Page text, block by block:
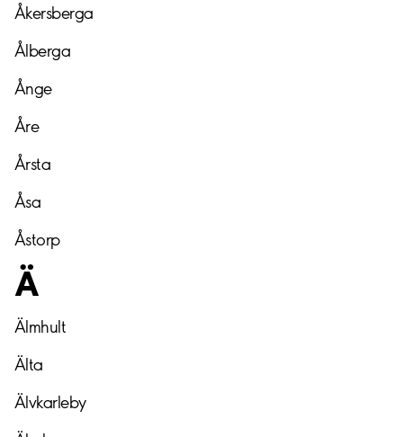
Åkersberga
Ålberga
Ånge
Åre
Årsta
Åsa
Åstorp
Ä
Älmhult
Älta
Älvkarleby